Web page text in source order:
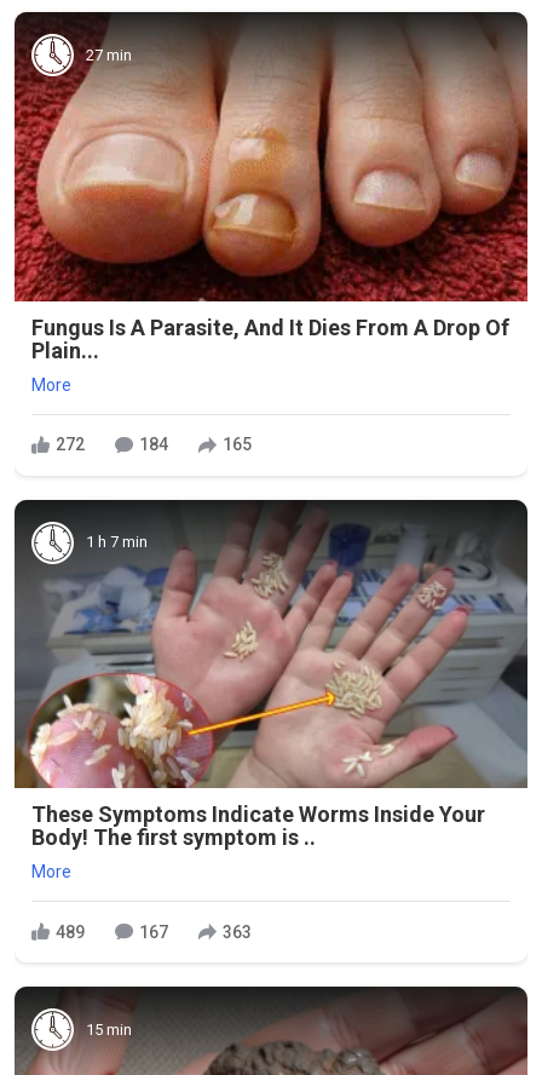
27 min
Fungus Is A Parasite, And It Dies From A Drop Of
Plain...
More
272 184 165
1 h 7 min
These Symptoms Indicate Worms Inside Your
Body! The first symptom is ..
More
489 167 363
15 min